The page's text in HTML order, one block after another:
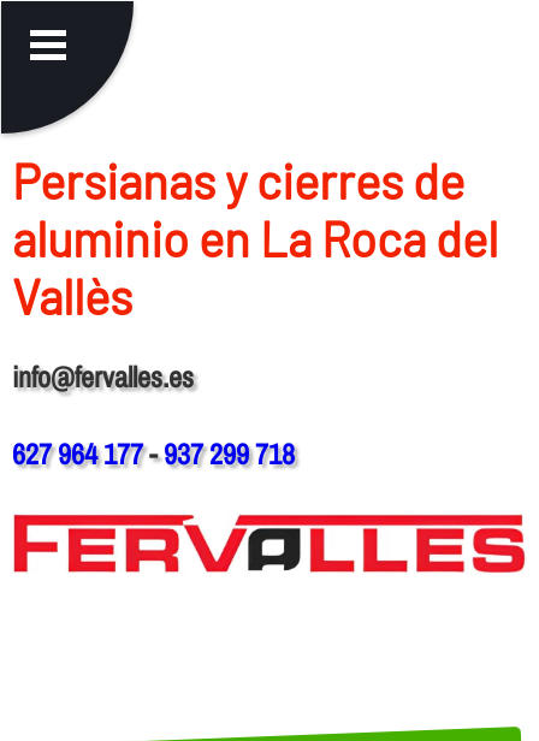
Persianas y cierres de
aluminio en La Roca del
Vallès
info@fervalles.es
627 964 177-937 299 718